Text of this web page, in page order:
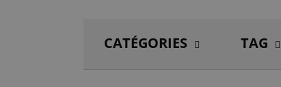
CATÉGORIES TAG